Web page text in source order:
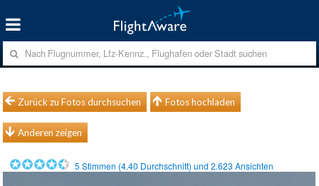
Zurück zu Fotos durchsuchen Fotos hochladen
Anderen zeigen
5 Stimmen (4.40 Durchschnitt) und2.623 Ansichten